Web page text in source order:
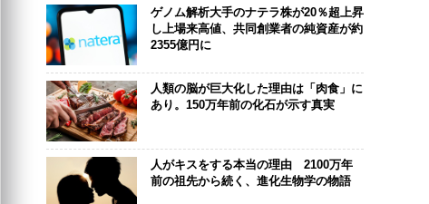
ゲノム解析大手のナテラ株が20％超上昇
し上場来高値、共同創業者の純資産が約
2355億円に
人類の脳が巨大化した理由は「肉食」に
あり。150万年前の化石が示す真実
人がキスをする本当の理由 2100万年
前の祖先から続く、進化生物学の物語